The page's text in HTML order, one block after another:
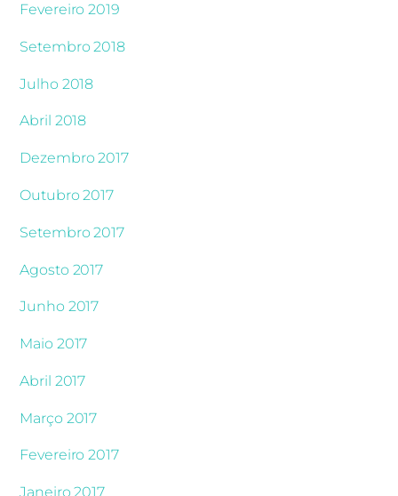
Fevereiro 2019
Setembro 2018
Julho 2018
Abril 2018
Dezembro 2017
Outubro 2017
Setembro 2017
Agosto 2017
Junho 2017
Maio 2017
Abril 2017
Março 2017
Fevereiro 2017
Janeiro 2017